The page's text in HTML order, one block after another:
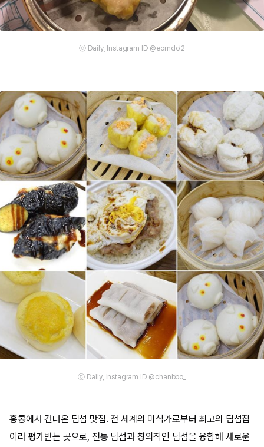
ⓒ Daily, Instagram ID @eomdol2
ⓒ Daily, Instagram ID @chanbbo_
홍콩에서 건너온 딤섬 맛집. 전 세계의 미식가로부터 최고의 딤섬집
이라 평가받는 곳으로, 전통 딤섬과 창의적인 딤섬을 융합해 새로운